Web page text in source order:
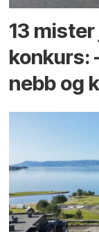
13
konkurs:
nebb og